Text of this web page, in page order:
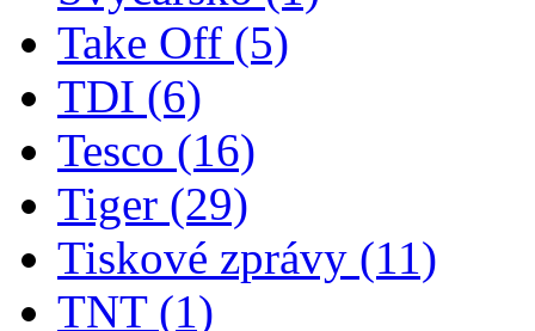
Take Off (5)
TDI (6)
Tesco (16)
Tiger (29)
Tiskové zprávy (11)
TNT (1)